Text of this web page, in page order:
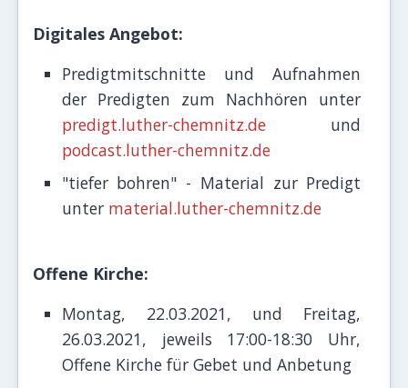
Digitales Angebot:
Predigtmitschnitte und Aufnahmen
der Predigten zum Nachhören unter
predigt.luther-chemnitz.deund
podcast.luther-chemnitz.de
"tiefer bohren" - Material zur Predigt
unter material.luther-chemnitz.de
Offene Kirche:
Montag, 22.03.2021, und Freitag,
26.03.2021, jeweils 17:00-18:30 Uhr,
Offene Kirche für Gebet und Anbetung